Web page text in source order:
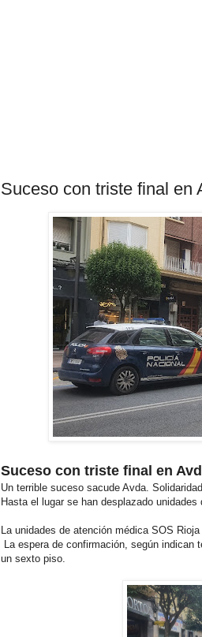
Suceso con triste final en
Suceso con triste final en
Un terrible suceso sacude Avda.
Hasta el lugar se han desplazado
La unidades de atención médica SOS
La espera de confirmación, según
un sexto piso.